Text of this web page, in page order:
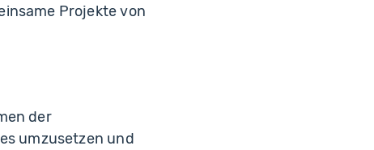
Projekte von
der
umzusetzen und